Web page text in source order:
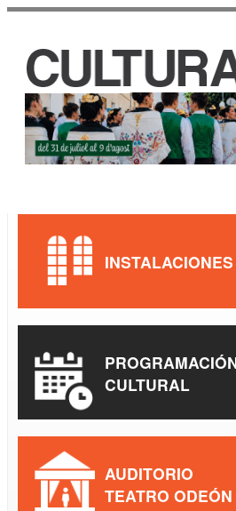
principal
CASA DE
JAUME
INSTALACIONES
CULTURAL
AUDITORIO
TEATRO ODEÓN